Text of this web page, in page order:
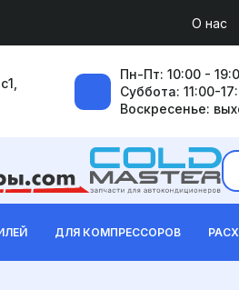
О нас
Пн-Пт: 10:00 -
Суббота: 11:00-
Воскресенье:
ДЛЯ КОМПРЕССОРОВ